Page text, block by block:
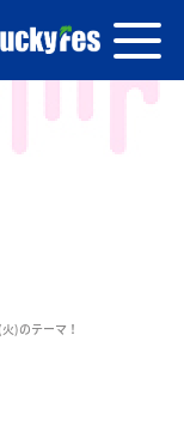
)のテーマ！